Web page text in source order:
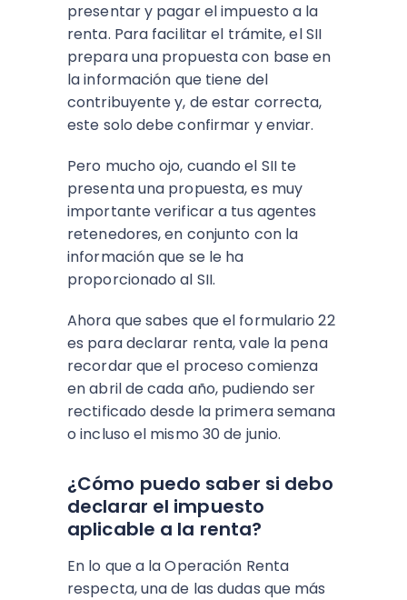
presentar y pagar el impuesto a la
renta. Para facilitar el trámite, el SII
prepara una propuesta con base en
la información que tiene del
contribuyente y, de estar correcta,
este solo debe confirmar y enviar.
Pero mucho ojo, cuando el SII te
presenta una propuesta, es muy
importante verificar a tus agentes
retenedores, en conjunto con la
información que se le ha
proporcionado al SII.
Ahora que sabes que el formulario 22
es para declarar renta, vale la pena
recordar que el proceso comienza
en abril de cada año, pudiendo ser
rectificado desde la primera semana
o incluso el mismo 30 de junio.
¿Cómo puedo saber si debo
declarar el impuesto
aplicable a la renta?
En lo que a la Operación Renta
respecta, una de las dudas que más